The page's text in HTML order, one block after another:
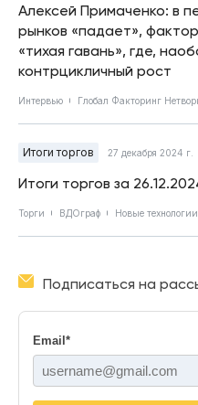
Алексей Примаченко: в
рынков «падает»,
«тихая гавань», где,
контрцикличный рост
Интервью Глобал Факторинг
Итоги торгов 27 декабря 2024 г.
Итоги торгов за
Торги ВДОграф Новые технологии
Подписаться на
Email *